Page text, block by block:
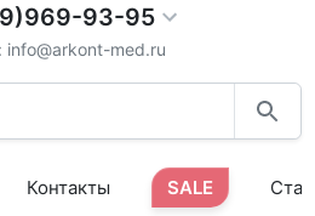
93-95
info@arkont-med.ru
Контакты SALE